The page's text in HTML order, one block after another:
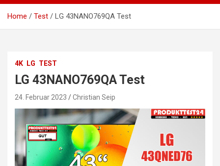
Home Test LG 43NANO769QA Test
4K LG TEST
LG 43NANO769QA Test
24. Februar 2023 Christian Seip